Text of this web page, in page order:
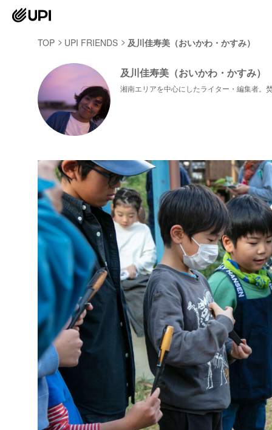
TOP UPI FRIENDS 及川佳寿美（おいかわ・かすみ）
及川佳寿美（おいかわ・かすみ）
湘南エリアを中心にしたライター・編集者。